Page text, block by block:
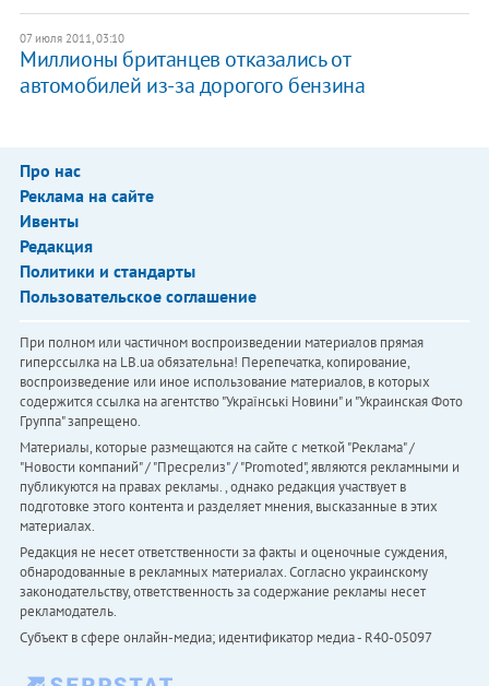
07 июля 2011, 03:10
Миллионы британцев отказались от
автомобилей из-за дорогого бензина
Про нас
Реклама на сайте
Ивенты
Редакция
Политики и стандарты
Пользовательское соглашение
При полном или частичном воспроизведении материалов прямая
гиперссылка на LB.ua обязательна! Перепечатка, копирование,
воспроизведение или иное использование материалов, в которых
содержится ссылка на агентство "Українськi Новини" и "Украинская Фото
Группа" запрещено.
Материалы, которые размещаются на сайте с меткой "Реклама" /
"Новости компаний" / "Пресрелиз" / "Promoted", являются рекламными и
публикуются на правах рекламы. , однако редакция участвует в
подготовке этого контента и разделяет мнения, высказанные в этих
материалах.
Редакция не несет ответственности за факты и оценочные суждения,
обнародованные в рекламных материалах. Согласно украинскому
законодательству, ответственность за содержание рекламы несет
рекламодатель.
Субъект в сфере онлайн-медиа; идентификатор медиа - R40-05097